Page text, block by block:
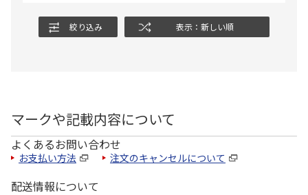
絞り込み 表示：新しい順
マークや記載内容について
よくあるお問い合わせ
お支払い方法 注文のキャンセルについて
配送情報について